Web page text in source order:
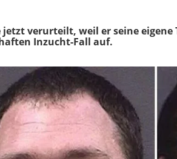
jetzt verurteilt, weil er seine
Inzucht-Fall auf.